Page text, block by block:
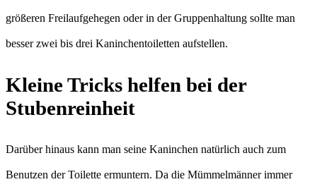
größeren Freilaufgehegen oder in der Gruppenhaltung sollte man
besser zwei bis drei Kaninchentoiletten aufstellen.
Kleine Tricks helfen bei der
Stubenreinheit
Darüber hinaus kann man seine Kaninchen natürlich auch zum
Benutzen der Toilette ermuntern. Da die Mümmelmänner immer